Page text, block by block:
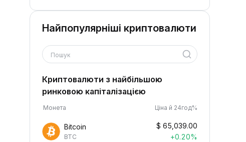
Найпопулярніші криптовалюти
Пошук
Криптовалюти з найбільшою
ринковою капіталізацією
Монета Ціна й 24год%
Bitcoin
BTC
$ 65,039.00
+0.20%